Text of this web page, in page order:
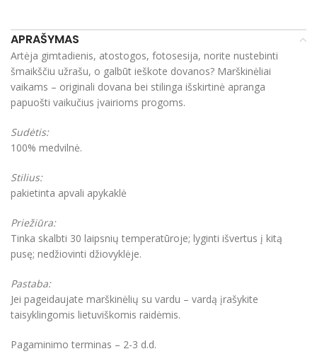
APRAŠYMAS
Artėja gimtadienis, atostogos, fotosesija, norite nustebinti
šmaikščiu užrašu, o galbūt ieškote dovanos? Marškinėliai
vaikams – originali dovana bei stilinga išskirtinė apranga
papuošti vaikučius įvairioms progoms.
Sudėtis:
100% medvilnė.
Stilius:
pakietinta apvali apykaklė
Priežiūra:
Tinka skalbti 30 laipsnių temperatūroje; lyginti išvertus į kitą
pusę; nedžiovinti džiovyklėje.
Pastaba:
Jei pageidaujate marškinėlių su vardu – vardą įrašykite
taisyklingomis lietuviškomis raidėmis.
Pagaminimo terminas – 2-3 d.d.